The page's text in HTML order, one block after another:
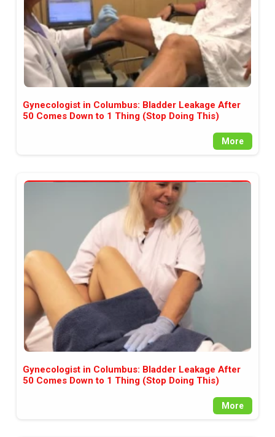
Gynecologist in Columbus: Bladder Leakage After
50 Comes Down to 1 Thing (Stop Doing This)
More
Gynecologist in Columbus: Bladder Leakage After
50 Comes Down to 1 Thing (Stop Doing This)
More